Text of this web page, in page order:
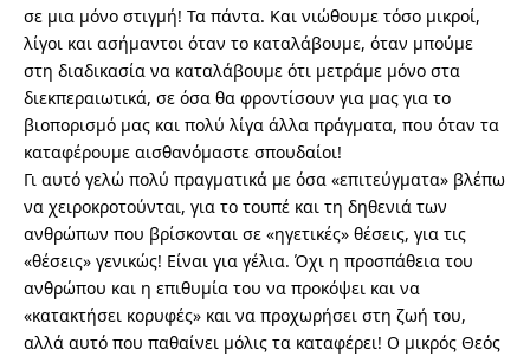
σε μια μόνο στιγμή! Τα πάντα. Και νιώθουμε τόσο μικροί,
λίγοι και ασήμαντοι όταν το καταλάβουμε, όταν μπούμε
στη διαδικασία να καταλάβουμε ότι μετράμε μόνο στα
διεκπεραιωτικά, σε όσα θα φροντίσουν για μας για το
βιοπορισμό μας και πολύ λίγα άλλα πράγματα, που όταν τα
καταφέρουμε αισθανόμαστε σπουδαίοι!
Γι αυτό γελώ πολύ πραγματικά με όσα «επιτεύγματα» βλέπω
να χειροκροτούνται, για το τουπέ και τη δηθενιά των
ανθρώπων που βρίσκονται σε «ηγετικές» θέσεις, για τις
«θέσεις» γενικώς! Είναι για γέλια. Όχι η προσπάθεια του
ανθρώπου και η επιθυμία του να προκόψει και να
«κατακτήσει κορυφές» και να προχωρήσει στη ζωή του,
αλλά αυτό που παθαίνει μόλις τα καταφέρει! Ο μικρός Θεός